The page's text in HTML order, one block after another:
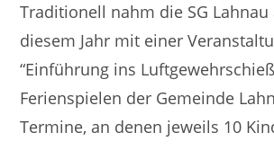
Traditionell nahm die SG Lahnau
diesem Jahr mit einer
“Einführung ins
Ferienspielen der Gemeinde
Termine, an denen jeweils 10